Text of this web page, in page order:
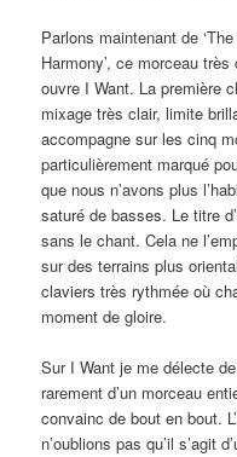
Parlons maintenant de
Harmony’, ce morceau
ouvre I Want. La première
mixage très clair, limite
accompagne sur les cinq
particulièrement marqué
que nous n’avons plus
saturé de basses. Le titre
sans le chant. Cela ne
sur des terrains plus
claviers très rythmée où
moment de gloire.
Sur I Want je me délecte
rarement d’un morceau
convainc de bout en bout.
n’oublions pas qu’il s’agit